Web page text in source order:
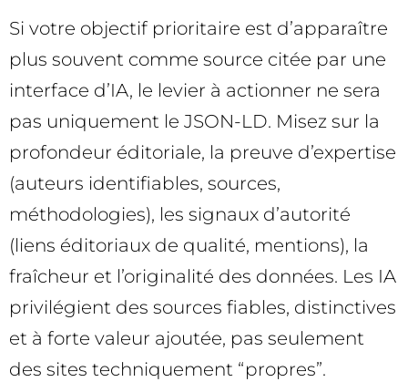
Si votre objectif prioritaire est d’apparaître
plus souvent comme source citée par une
interface d’IA, le levier à actionner ne sera
pas uniquement le JSON-LD. Misez sur la
profondeur éditoriale, la preuve d’expertise
(auteurs identifiables, sources,
méthodologies), les signaux d’autorité
(liens éditoriaux de qualité, mentions), la
fraîcheur et l’originalité des données. Les IA
privilégient des sources fiables, distinctives
et à forte valeur ajoutée, pas seulement
des sites techniquement “propres”.